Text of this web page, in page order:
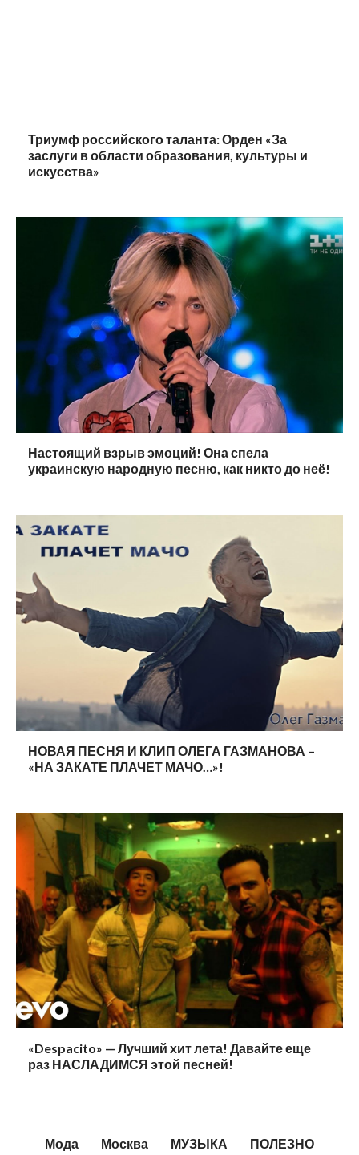
Триумф российского таланта: Орден «За
заслуги в области образования, культуры и
искусства»
Настоящий взрыв эмоций! Она спела
украинскую народную песню, как никто до неё!
НОВАЯ ПЕСНЯ И КЛИП ОЛЕГА ГАЗМАНОВА –
«НА ЗАКАТЕ ПЛАЧЕТ МАЧО…»!
«Despacito» — Лучший хит лета! Давайте еще
раз НАСЛАДИМСЯ этой песней!
Мода Москва МУЗЫКА ПОЛЕЗНО